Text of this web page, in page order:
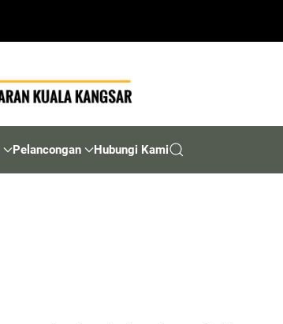
Pelancongan Hubungi Kami